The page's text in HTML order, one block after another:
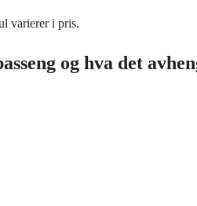
varierer i pris.
og hva det